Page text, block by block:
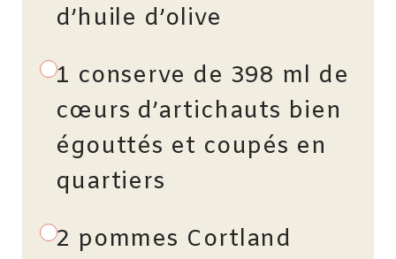
d’huile d’olive
1 conserve de 398 ml de
cœurs d’artichauts bien
égouttés et coupés en
quartiers
2 pommes Cortland